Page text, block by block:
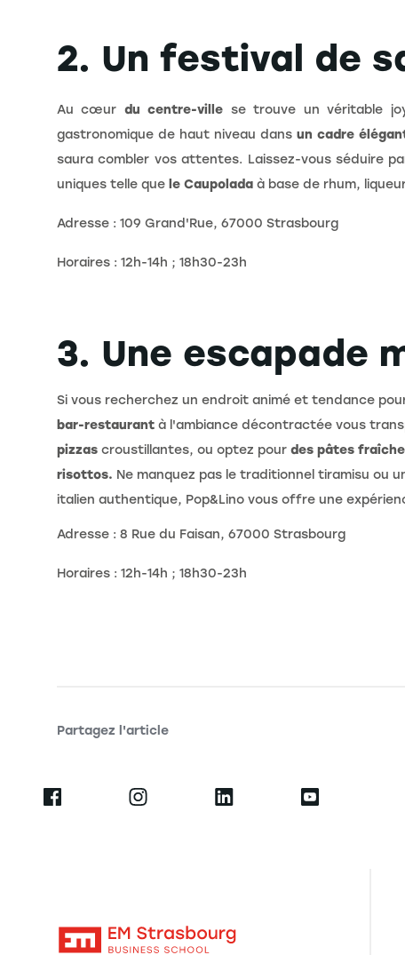
2. Un festival de
Au cœur du centre-ville se trouve un véritable
gastronomique de haut niveau dansun cadre
saura combler vos attentes. Laissez-vous séduire
uniques telle que le Caupolada à base de rhum,
Adresse : 109 Grand'Rue, 67000 Strasbourg
Horaires : 12h-14h ; 18h30-23h
3. Une escapade
Si vous recherchez un endroit animé et tendance
bar-restaurant à l'ambiance décontractée vous
pizzas croustillantes, ou optez pour des pâtes
risottos. Ne manquez pas le traditionnel tiramisu ou
italien authentique, Pop&Lino vous offre une
Adresse : 8 Rue du Faisan, 67000 Strasbourg
Horaires : 12h-14h ; 18h30-23h
Partagez l'article